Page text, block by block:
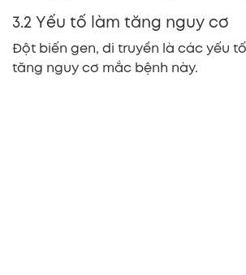
3.2 Yếu tố làm tăng nguy cơ
Đột biến gen, di truyền là các yếu
tăng nguy cơ mắc bệnh này.